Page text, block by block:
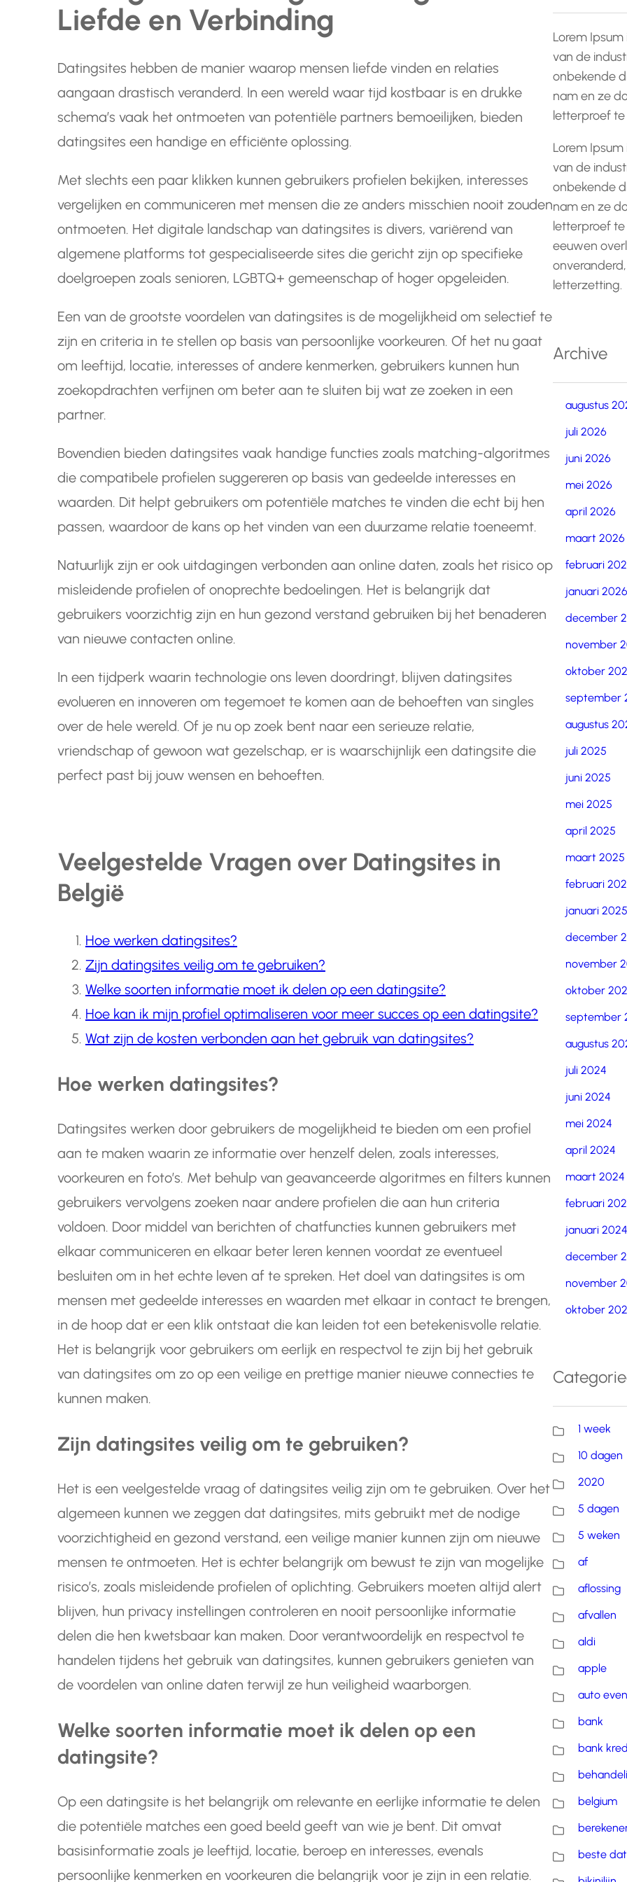
Liefde en Verbinding
Datingsites hebben de manier waarop mensen liefde vinden en relaties
aangaan drastisch veranderd. In een wereld waar tijd kostbaar is en drukke
schema’s vaak het ontmoeten van potentiële partners bemoeilijken, bieden
datingsites een handige en efficiënte oplossing.
Met slechts een paar klikken kunnen gebruikers profielen bekijken, interesses
vergelijken en communiceren met mensen die ze anders misschien nooit zouden
ontmoeten. Het digitale landschap van datingsites is divers, variërend van
algemene platforms tot gespecialiseerde sites die gericht zijn op specifieke
doelgroepen zoals senioren, LGBTQ+ gemeenschap of hoger opgeleiden.
Een van de grootste voordelen van datingsites is de mogelijkheid om selectief te
zijn en criteria in te stellen op basis van persoonlijke voorkeuren. Of het nu gaat
om leeftijd, locatie, interesses of andere kenmerken, gebruikers kunnen hun
zoekopdrachten verfijnen om beter aan te sluiten bij wat ze zoeken in een
partner.
Bovendien bieden datingsites vaak handige functies zoals matching-algoritmes
die compatibele profielen suggereren op basis van gedeelde interesses en
waarden. Dit helpt gebruikers om potentiële matches te vinden die echt bij hen
passen, waardoor de kans op het vinden van een duurzame relatie toeneemt.
Natuurlijk zijn er ook uitdagingen verbonden aan online daten, zoals het risico op
misleidende profielen of onoprechte bedoelingen. Het is belangrijk dat
gebruikers voorzichtig zijn en hun gezond verstand gebruiken bij het benaderen
van nieuwe contacten online.
In een tijdperk waarin technologie ons leven doordringt, blijven datingsites
evolueren en innoveren om tegemoet te komen aan de behoeften van singles
over de hele wereld. Of je nu op zoek bent naar een serieuze relatie,
vriendschap of gewoon wat gezelschap, er is waarschijnlijk een datingsite die
perfect past bij jouw wensen en behoeften.
Veelgestelde Vragen over Datingsites in
België
Hoe werken datingsites?
Zijn datingsites veilig om te gebruiken?
Welke soorten informatie moet ik delen op een datingsite?
Hoe kan ik mijn profiel optimaliseren voor meer succes op een datingsite?
Wat zijn de kosten verbonden aan het gebruik van datingsites?
Hoe werken datingsites?
Datingsites werken door gebruikers de mogelijkheid te bieden om een profiel
aan te maken waarin ze informatie over henzelf delen, zoals interesses,
voorkeuren en foto’s. Met behulp van geavanceerde algoritmes en filters kunnen
gebruikers vervolgens zoeken naar andere profielen die aan hun criteria
voldoen. Door middel van berichten of chatfuncties kunnen gebruikers met
elkaar communiceren en elkaar beter leren kennen voordat ze eventueel
besluiten om in het echte leven af te spreken. Het doel van datingsites is om
mensen met gedeelde interesses en waarden met elkaar in contact te brengen,
in de hoop dat er een klik ontstaat die kan leiden tot een betekenisvolle relatie.
Het is belangrijk voor gebruikers om eerlijk en respectvol te zijn bij het gebruik
van datingsites om zo op een veilige en prettige manier nieuwe connecties te
kunnen maken.
Zijn datingsites veilig om te gebruiken?
Het is een veelgestelde vraag of datingsites veilig zijn om te gebruiken. Over het
algemeen kunnen we zeggen dat datingsites, mits gebruikt met de nodige
voorzichtigheid en gezond verstand, een veilige manier kunnen zijn om nieuwe
mensen te ontmoeten. Het is echter belangrijk om bewust te zijn van mogelijke
risico’s, zoals misleidende profielen of oplichting. Gebruikers moeten altijd alert
blijven, hun privacy instellingen controleren en nooit persoonlijke informatie
delen die hen kwetsbaar kan maken. Door verantwoordelijk en respectvol te
handelen tijdens het gebruik van datingsites, kunnen gebruikers genieten van
de voordelen van online daten terwijl ze hun veiligheid waarborgen.
Welke soorten informatie moet ik delen op een
datingsite?
Op een datingsite is het belangrijk om relevante en eerlijke informatie te delen
die potentiële matches een goed beeld geeft van wie je bent. Dit omvat
basisinformatie zoals je leeftijd, locatie, beroep en interesses, evenals
persoonlijke kenmerken en voorkeuren die belangrijk voor je zijn in een relatie.
Lorem
van de
onbekende
nam en ze
letterproef te
Lorem
van de
onbekende
nam en ze
letterproef te
eeuwen
letterzetting.
Archive
augustus
juli 2026
juni 2026
mei 2026
april 2026
maart 2026
februari
januari 2026
december
november
oktober
september
augustus
juli 2025
juni 2025
mei 2025
april 2025
maart 2025
februari
januari 2025
december
november
oktober
september
augustus
juli 2024
juni 2024
mei 2024
april 2024
maart 2024
februari
januari 2024
december
november
oktober
1 week
10 dagen
2020
5 dagen
5 weken
af
aflossing
afvallen
aldi
apple
auto
bank
bank
belgium
beste